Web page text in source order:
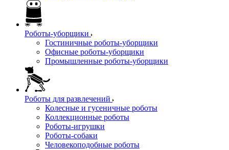
Роботы-уборщики
Гостиничные роботы-уборщики
Офисные роботы-уборщики
Промышленные роботы-уборщики
Роботы для развлечений
Колесные и гусеничные роботы
Коллекционные роботы
Роботы-игрушки
Роботы-собаки
Человекоподобные роботы